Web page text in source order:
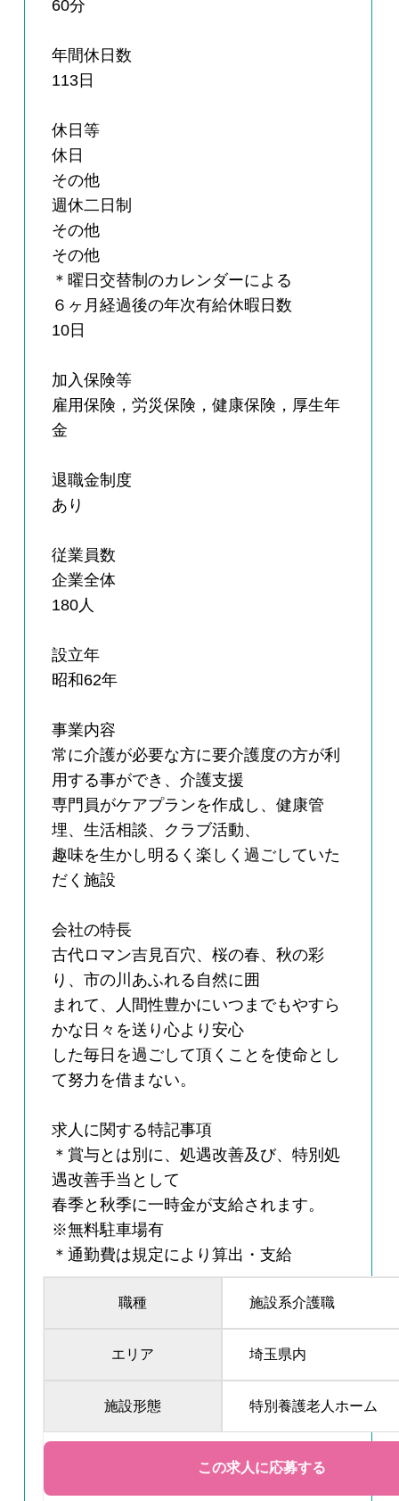
60分
年間休日数
113日
休日等
休日
その他
週休二日制
その他
その他
＊曜日交替制のカレンダーによる
６ヶ月経過後の年次有給休暇日数
10日
加入保険等
雇用保険，労災保険，健康保険，厚生年
金
退職金制度
あり
従業員数
企業全体
180人
設立年
昭和62年
事業内容
常に介護が必要な方に要介護度の方が利
用する事ができ、介護支援
専門員がケアプランを作成し、健康管
埋、生活相談、クラブ活動、
趣味を生かし明るく楽しく過ごしていた
だく施設
会社の特長
古代ロマン吉見百穴、桜の春、秋の彩
り、市の川あふれる自然に囲
まれて、人間性豊かにいつまでもやすら
かな日々を送り心より安心
した毎日を過ごして頂くことを使命とし
て努力を借まない。
求人に関する特記事項
＊賞与とは別に、処遇改善及び、特別処
遇改善手当として
春季と秋季に一時金が支給されます。
※無料駐車場有
＊通勤費は規定により算出・支給
職種 施設系介護職
エリア 埼玉県内
施設形態 特別養護老人ホーム